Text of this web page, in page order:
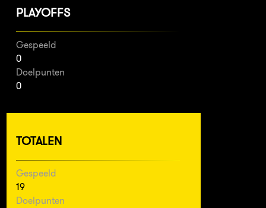
PLAYOFFS
Gespeeld
0
Doelpunten
0
TOTALEN
Gespeeld
19
Doelpunten